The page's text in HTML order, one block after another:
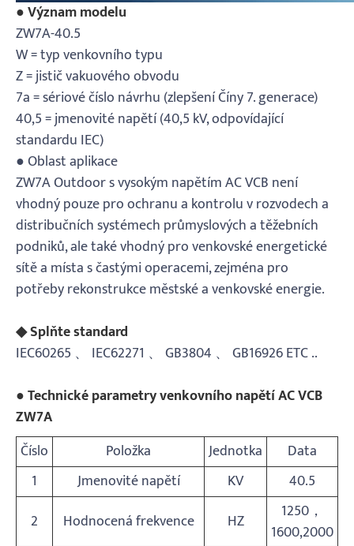
● Význam modelu
ZW7A-40.5
W = typ venkovního typu
Z = jistič vakuového obvodu
7a = sériové číslo návrhu (zlepšení Číny 7. generace)
40,5 = jmenovité napětí (40,5 kV, odpovídající
standardu IEC)
● Oblast aplikace
ZW7A Outdoor s vysokým napětím AC VCB není
vhodný pouze pro ochranu a kontrolu v rozvodech a
distribučních systémech průmyslových a těžebních
podniků, ale také vhodný pro venkovské energetické
sítě a místa s častými operacemi, zejména pro
potřeby rekonstrukce městské a venkovské energie.
◆ Splňte standard
IEC60265 、 IEC62271 、 GB3804 、 GB16926 ETC ..
● Technické parametry venkovního napětí AC VCB
ZW7A
Číslo
Položka Jednotka
Data
1
Jmenovité napětí KV
40.5
2
Hodnocená frekvence HZ
1250，
1600,2000